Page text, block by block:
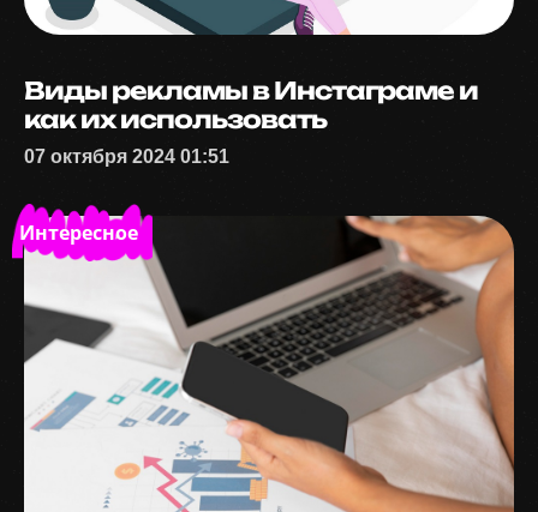
Виды рекламы в Инстаграме и
как их использовать
07 октября 2024 01:51
Интересное